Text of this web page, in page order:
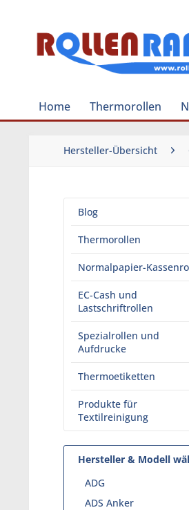
Home Thermorollen
Hersteller-Übersicht
Blog
Thermorollen
Normalpapier-
EC-Cash und
Lastschriftrollen
Spezialrollen und
Aufdrucke
Thermoetiketten
Produkte für
Textilreinigung
Hersteller & Modell
ADG
ADS Anker